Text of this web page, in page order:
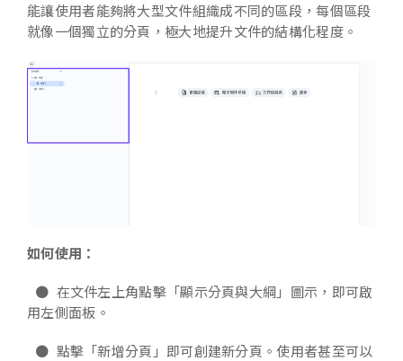
能讓使用者能夠將大型文件組織成不同的區段，每個區段
就像一個獨立的分頁，極大地提升文件的結構化程度。
如何使用：
● 在文件左上角點擊「顯示分頁與大綱」圖示，即可啟
用左側面板。
● 點擊「新增分頁」即可創建新分頁。使用者甚至可以